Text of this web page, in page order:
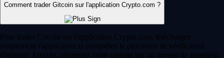
Comment trader Gitcoin sur l'application Crypto.com ?
Pour trader Gitcoin sur l'application Crypto.com, téléchargez
simplement l'application et complétez le processus de vérification
d'identité. Ensuite, alimentez votre compte par un moyen de paiement